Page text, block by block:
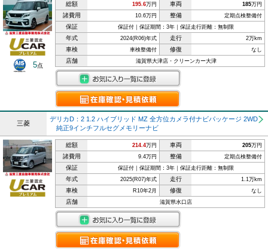
5点
総額 195.6万円 車両 185万円
諸費用 10.6万円 整備 定期点検整備付
保証 保証付｜保証期間：3年｜保証走行距離：無制限
年式 2024(R06)年式 走行 2万km
車検 車検整備付 修復 なし
店舗 滋賀県大津店・クリーンカー大津
三菱
デリカD：2 1.2 ハイブリッド MZ 全方位カメラ付ナビパッケージ 2WD
純正9インチフルセグメモリーナビ
総額 214.4万円 車両 205万円
諸費用 9.4万円 整備 定期点検整備付
保証 保証付｜保証期間：3年｜保証走行距離：無制限
年式 2025(R07)年式 走行 1.1万km
車検 R10年2月 修復 なし
店舗 滋賀県水口店